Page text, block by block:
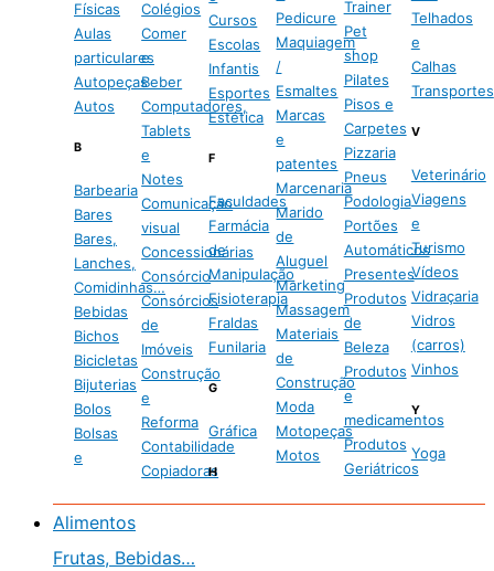
Físicas
Aulas
particulares
Autopeças
Autos
B
Barbearia
Bares
Bares,
Lanches,
Comidinhas…
Bebidas
Bichos
Bicicletas
Bijuterias
Bolos
Bolsas
e
Colégios
Comer
e
Beber
Computadores,
Tablets
e
Notes
Comunicação
visual
Concessionárias
Consórcio
Consórcios
de
Imóveis
Construção
e
Reforma
Contabilidade
Copiadoras
Cursos
Escolas
Infantis
Esportes
Estética
F
Faculdades
Farmácia
de
Manipulação
Fisioterapia
Fraldas
Funilaria
G
Gráfica
H
Pedicure
Maquiagem
/
Esmaltes
Marcas
e
patentes
Marcenaria
Marido
de
Aluguel
Marketing
Massagem
Materiais
de
Construção
Moda
Motopeças
Motos
Trainer
Pet
shop
Pilates
Pisos e
Carpetes
Pizzaria
Pneus
Podologia
Portões
Automáticos
Presentes
Produtos
de
Beleza
Produtos
e
medicamentos
Produtos
Geriátricos
Telhados
e
Calhas
Transportes
V
Veterinário
Viagens
e
Turismo
Vídeos
Vidraçaria
Vidros
(carros)
Vinhos
Y
Yoga
Alimentos
Frutas, Bebidas…